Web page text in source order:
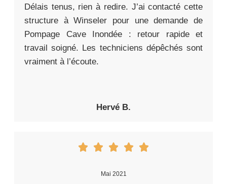
Délais tenus, rien à redire. J’ai contacté cette
structure à Winseler pour une demande de
Pompage Cave Inondée : retour rapide et
travail soigné. Les techniciens dépêchés sont
vraiment à l’écoute.
Hervé B.
Mai 2021